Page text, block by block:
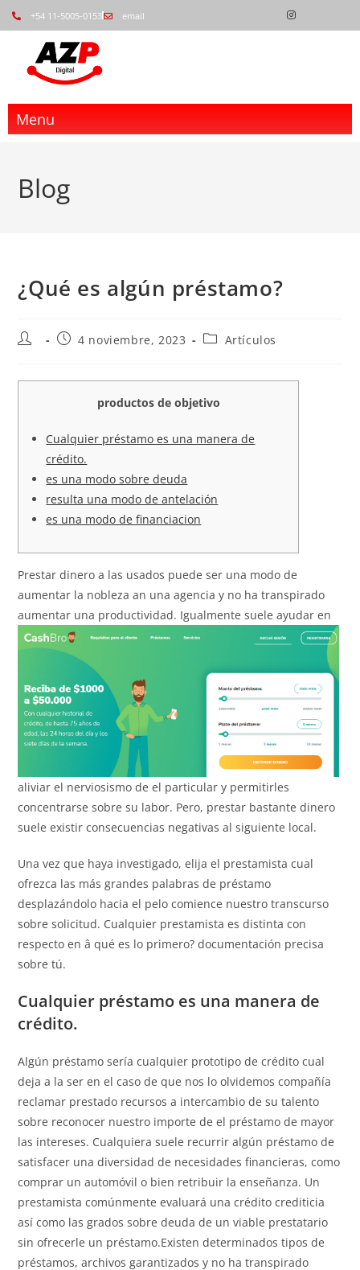
+54 11-5005-0153 email
Menu
Blog
¿Qué es algún préstamo?
4 noviembre, 2023 Artículos
productos de objetivo
Cualquier préstamo es una manera de
crédito.
es una modo sobre deuda
resulta una modo de antelación
es una modo de financiacion
Prestar dinero a las usados puede ser una modo de
aumentar la nobleza an una agencia y no ha transpirado
aumentar una productividad. Igualmente suele ayudar en
aliviar el nerviosismo de el particular y permitirles
concentrarse sobre su labor. Pero, prestar bastante dinero
suele existir consecuencias negativas al siguiente local.
Una vez que haya investigado, elija el prestamista cual
ofrezca las más grandes palabras de préstamo
desplazándolo hacia el pelo comience nuestro transcurso
sobre solicitud. Cualquier prestamista es distinta con
respecto en â qué es lo primero? documentación precisa
sobre tú.
Cualquier préstamo es una manera de
crédito.
Algún préstamo serí­a cualquier prototipo de crédito cual
deja a la ser en el caso de que nos lo olvidemos compañía
reclamar prestado recursos a intercambio de su talento
sobre reconocer nuestro importe de el préstamo de mayor
las intereses. Cualquiera suele recurrir algún préstamo de
satisfacer una diversidad de necesidades financieras, como
comprar un automóvil o bien retribuir la enseñanza. Un
prestamista comúnmente evaluará una crédito crediticia
así­ como las grados sobre deuda de un viable prestatario
sin ofrecerle un préstamo.Existen determinados tipos de
préstamos, archivos garantizados y no ha transpirado